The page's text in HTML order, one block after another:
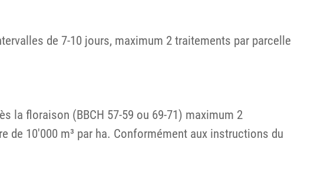
de 7-10 jours, maximum 2 traitements par parcelle
la floraison (BBCH 57-59 ou 69-71) maximum 2
10'000 m³ par ha. Conformément aux instructions du